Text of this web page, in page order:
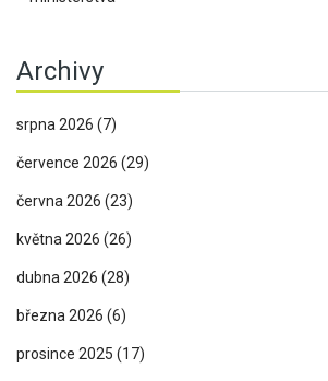
Archivy
srpna 2026 (7)
července 2026 (29)
června 2026 (23)
května 2026 (26)
dubna 2026 (28)
března 2026 (6)
prosince 2025 (17)